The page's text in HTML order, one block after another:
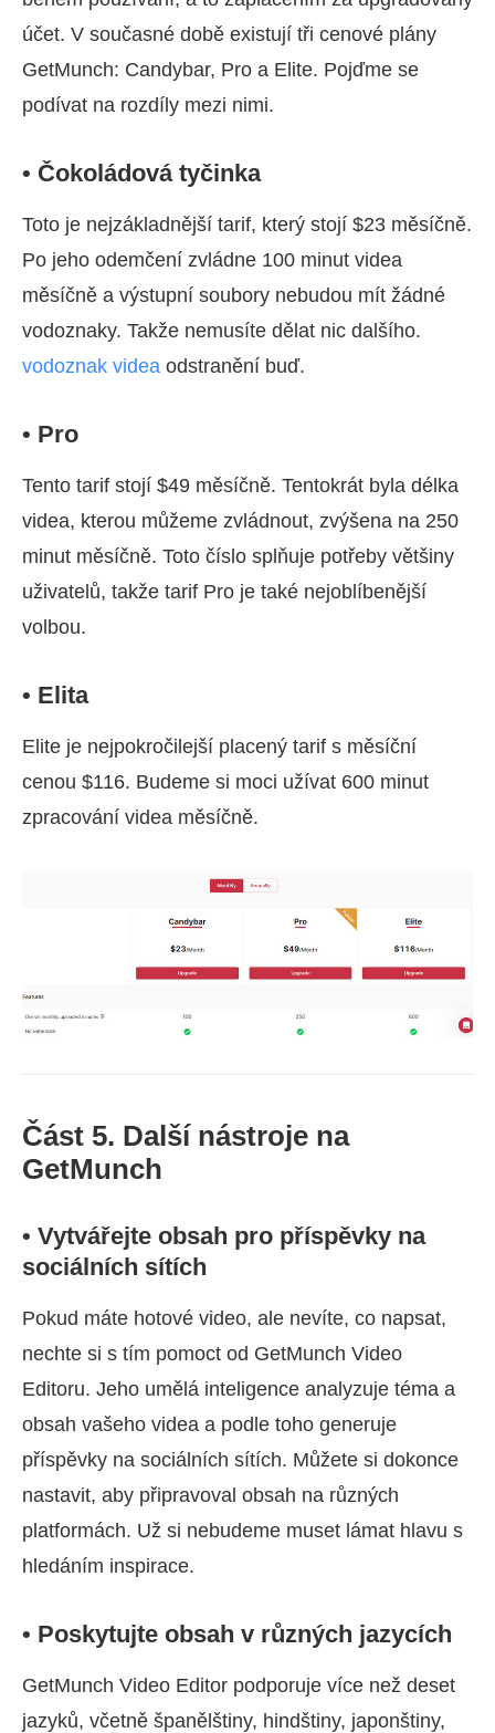
účet. V současné době existují tři cenové plány
GetMunch: Candybar, Pro a Elite. Pojďme se
podívat na rozdíly mezi nimi.
• Čokoládová tyčinka
Toto je nejzákladnější tarif, který stojí $23 měsíčně.
Po jeho odemčení zvládne 100 minut videa
měsíčně a výstupní soubory nebudou mít žádné
vodoznaky. Takže nemusíte dělat nic dalšího.
vodoznak videa odstranění buď.
• Pro
Tento tarif stojí $49 měsíčně. Tentokrát byla délka
videa, kterou můžeme zvládnout, zvýšena na 250
minut měsíčně. Toto číslo splňuje potřeby většiny
uživatelů, takže tarif Pro je také nejoblíbenější
volbou.
• Elita
Elite je nejpokročilejší placený tarif s měsíční
cenou $116. Budeme si moci užívat 600 minut
zpracování videa měsíčně.
Část 5. Další nástroje na
GetMunch
• Vytvářejte obsah pro příspěvky na
sociálních sítích
Pokud máte hotové video, ale nevíte, co napsat,
nechte si s tím pomoct od GetMunch Video
Editoru. Jeho umělá inteligence analyzuje téma a
obsah vašeho videa a podle toho generuje
příspěvky na sociálních sítích. Můžete si dokonce
nastavit, aby připravoval obsah na různých
platformách. Už si nebudeme muset lámat hlavu s
hledáním inspirace.
• Poskytujte obsah v různých jazycích
GetMunch Video Editor podporuje více než deset
jazyků, včetně španělštiny, hindštiny, japonštiny,